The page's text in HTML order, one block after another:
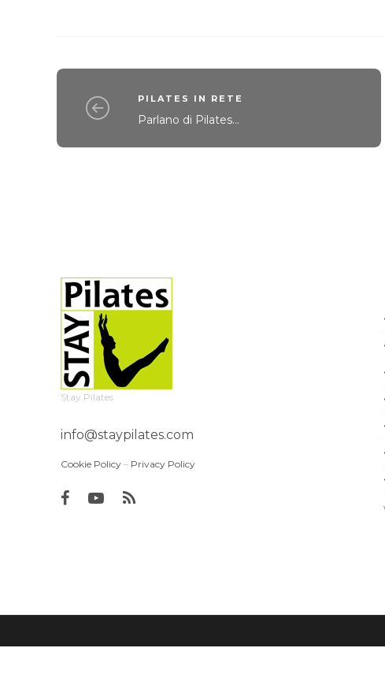
PILATES IN RETE
Parlano di Pilates...
Stay Pilates
info@staypilates.com
Cookie Policy – Privacy Policy